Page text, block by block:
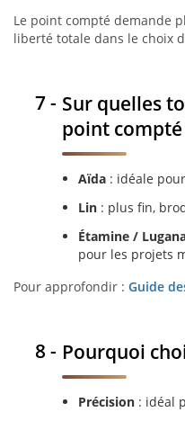
Le point compté demande
liberté totale dans le choix
Sur quelles
point compté
Aïda : idéale
Lin : plus fin,
Étamine /
pour les projets
Pour approfondir : Guide
Pourquoi
Précision : idéal